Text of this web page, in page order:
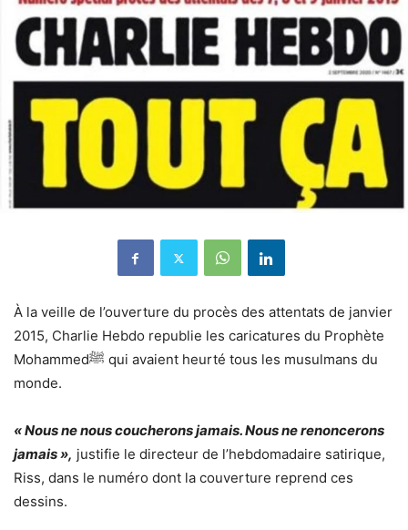
À la veille de l’ouverture du procès des attentats de janvier
2015, Charlie Hebdo republie les caricatures du Prophète
Mohammedﷺ qui avaient heurté tous les musulmans du
monde.
« Nous ne nous coucherons jamais. Nous ne renoncerons
jamais », justifie le directeur de l’hebdomadaire satirique,
Riss, dans le numéro dont la couverture reprend ces
dessins.